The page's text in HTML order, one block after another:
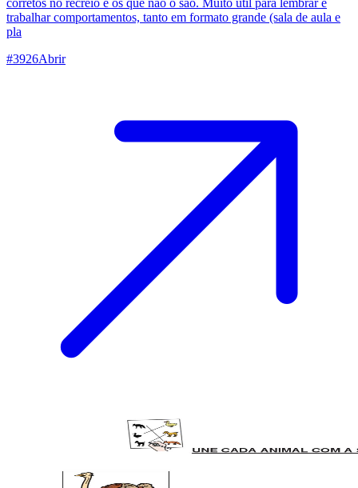
corretos no recreio e os que não o são. Muito útil para lembrar e
trabalhar comportamentos, tanto em formato grande (sala de aula e
pla
#3926Abrir